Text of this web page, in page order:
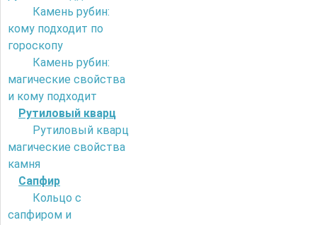
Камень рубин:
кому подходит по
гороскопу
Камень рубин:
магические свойства
и кому подходит
Рутиловый кварц
Рутиловый кварц
магические свойства
камня
Сапфир
Кольцо с
сапфиром и